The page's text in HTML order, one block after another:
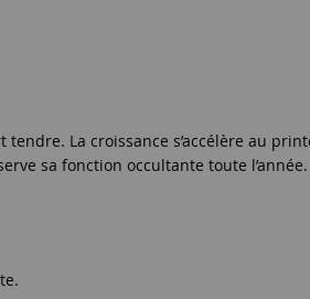
La croissance s’accélère au
sa fonction occultante toute l’année.